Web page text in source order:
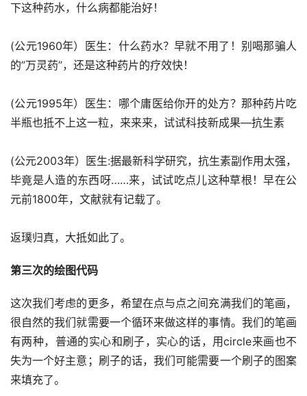
下这种药水，什么病都能治好！
(公元1960年）医生：什么药水？早就不用了！别喝那骗人
的”万灵药”，还是这种药片的疗效快！
(公元1995年）医生：哪个庸医给你开的处方？那种药片吃
半瓶也抵不上这一粒，来来来，试试科技新成果—抗生素
(公元2003年）医生:据最新科学研究，抗生素副作用太强，
毕竟是人造的东西呀……来，试试吃点儿这种草根！早在公
元前1800年，文献就有记载了。
返璞归真，大抵如此了。
第三次的绘图代码
这次我们考虑的更多，希望在点与点之间充满我们的笔画，
很自然的我们就需要一个循环来做这样的事情。我们的笔画
有两种，普通的实心和刷子，实心的话，用circle来画也不
失为一个好主意；刷子的话，我们可能需要一个刷子的图案
来填充了。